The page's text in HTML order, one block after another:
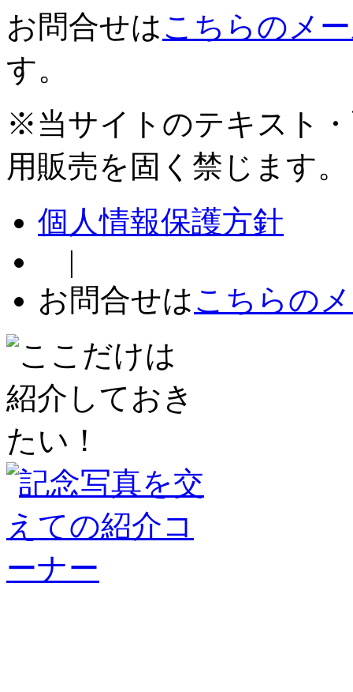
お問合せはこちらのメ
す。
※当サイトのテキスト
用販売を固く禁じます。
個人情報保護方針
|
お問合せはこちらの